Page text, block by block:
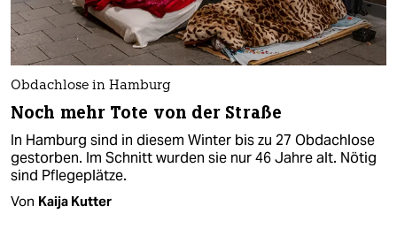
Obdachlose in Hamburg
Noch mehr Tote von der Straße
In Hamburg sind in diesem Winter bis zu 27 Obdachlose
gestorben. Im Schnitt wurden sie nur 46 Jahre alt. Nötig
sind Pflegeplätze.
Von Kaija Kutter